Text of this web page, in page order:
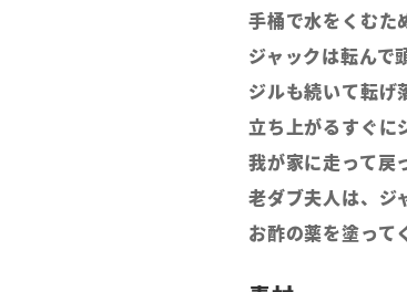
手桶で水をくむた
ジャックは転んで
ジルも続いて転げ
立ち上がるすぐに
我が家に走って戻
老ダブ夫人は、ジ
お酢の薬を塗って